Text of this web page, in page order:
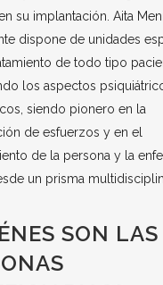
su implantación. Aita
dispone de unidades
de todo tipo
los aspectos
siendo pionero en la
de esfuerzos y en el
de la persona y la
un prisma
SON LAS